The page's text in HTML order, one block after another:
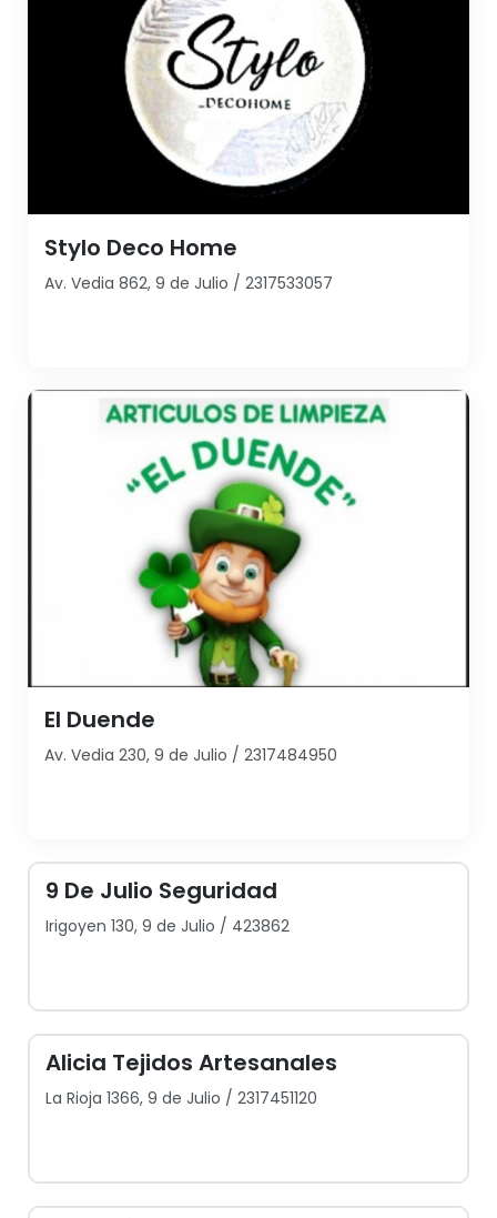
Stylo Deco Home
Av. Vedia 862, 9 de Julio / 2317533057
El Duende
Av. Vedia 230, 9 de Julio / 2317484950
9 De Julio Seguridad
Irigoyen 130, 9 de Julio / 423862
Alicia Tejidos Artesanales
La Rioja 1366, 9 de Julio / 2317451120